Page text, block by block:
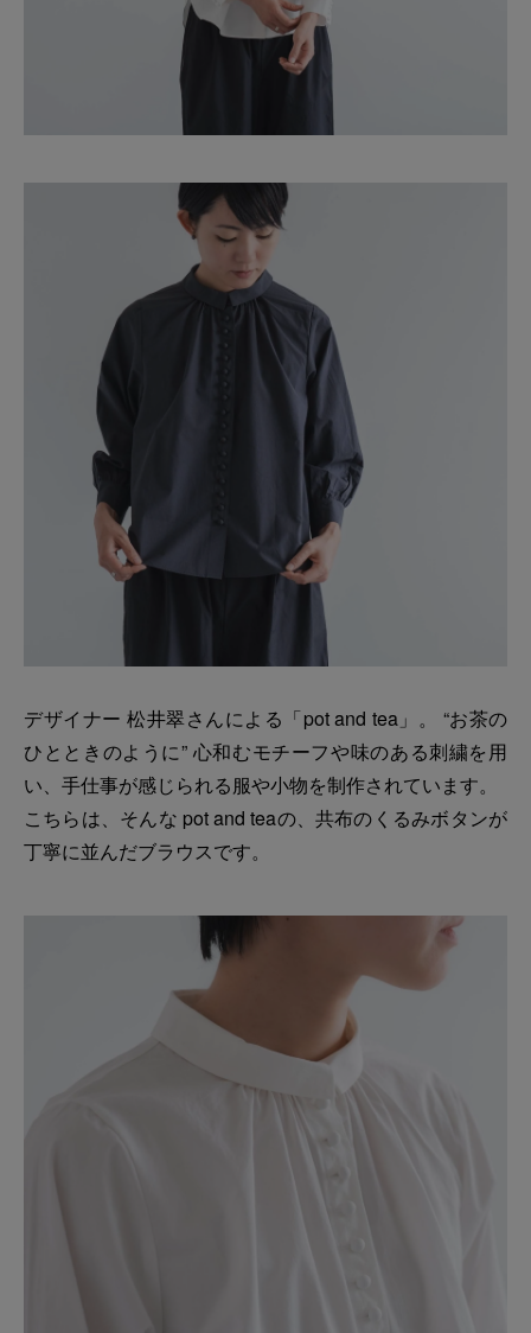
デザイナー 松井翠さんによる「pot and tea」。 “お茶の
ひとときのように” 心和むモチーフや味のある刺繍を用
い、手仕事が感じられる服や小物を制作されています。
こちらは、そんな pot and teaの、共布のくるみボタンが
丁寧に並んだブラウスです。